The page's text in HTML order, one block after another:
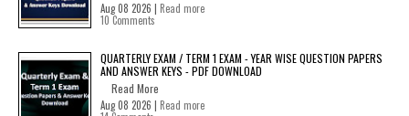
Aug 08 2026 | Read more
10 Comments
QUARTERLY EXAM / TERM 1 EXAM - YEAR WISE QUESTION PAPERS
AND ANSWER KEYS - PDF DOWNLOAD
Read More
Aug 08 2026 | Read more